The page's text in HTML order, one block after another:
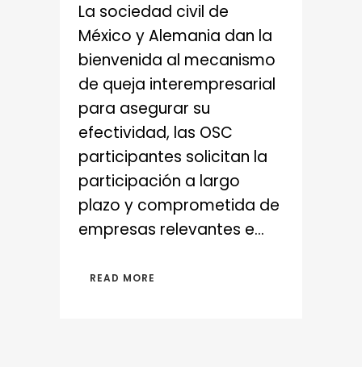
La sociedad civil de
México y Alemania dan la
bienvenida al mecanismo
de queja interempresarial
para asegurar su
efectividad, las OSC
participantes solicitan la
participación a largo
plazo y comprometida de
empresas relevantes e...
READ MORE